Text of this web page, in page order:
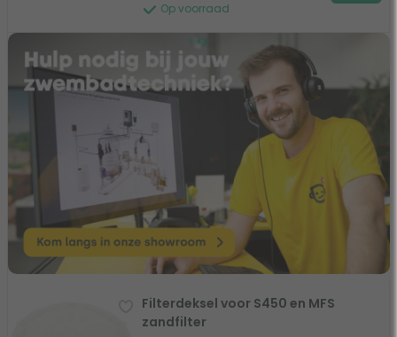
Op voorraad
Filterdeksel voor S450 en MFS
zandfilter